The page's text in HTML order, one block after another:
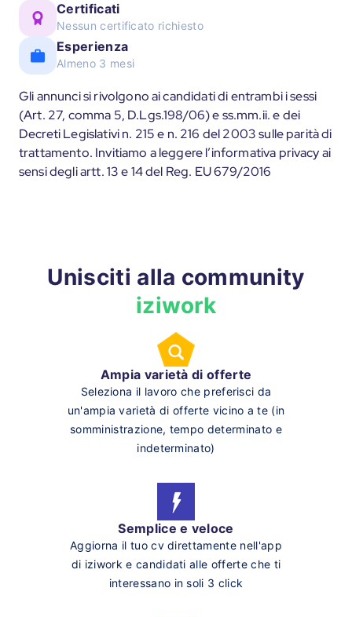
Certificati
Nessun certificato richiesto
Esperienza
Almeno 3 mesi
Gli annunci si rivolgono ai candidati di entrambi i sessi
(Art. 27, comma 5, D.Lgs.198/06) e ss.mm.ii. e dei
Decreti Legislativi n. 215 e n. 216 del 2003 sulle parità di
trattamento. Invitiamo a leggere l’informativa privacy ai
sensi degli artt. 13 e 14 del Reg. EU 679/2016
Unisciti alla community
iziwork
Ampia varietà di offerte
Seleziona il lavoro che preferisci da
un'ampia varietà di offerte vicino a te (in
somministrazione, tempo determinato e
indeterminato)
Semplice e veloce
Aggiorna il tuo cv direttamente nell'app
di iziwork e candidati alle offerte che ti
interessano in soli 3 click